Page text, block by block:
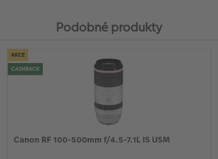
Podobné produkty
AKCE
CASHBACK
Canon RF 100-500mm f/4.5-7.1L IS USM